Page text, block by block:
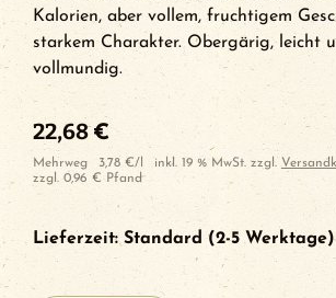
22,68€
Mehrweg 3,78 €/ inkl. 19 % MwSt. zzgl.
zzgl. 0,96 € Pfand
Kalorien, aber vollem, fruchtigem
starkem Charakter. Obergärig, leicht
vollmundig.
Lieferzeit:Standard (2-5 Werktage)